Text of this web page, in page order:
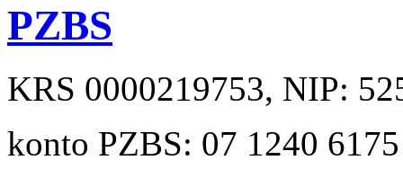
PZBS
KRS 0000219753, NIP:
konto PZBS: 07 1240